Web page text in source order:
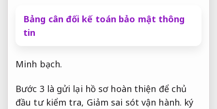
Bảng cân đối kế toán bảo mật thông
tin
Minh bạch.
Bước 3 là gửi lại hồ sơ hoàn thiện để chủ
đầu tư kiểm tra, Giảm sai sót vận hành. ký